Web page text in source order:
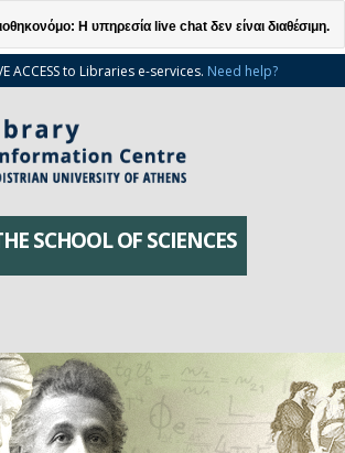
Η υπηρεσία live chat δεν είναι διαθέσιμη.
ACCESS to Libraries e-services. Need help?
SCHOOL OF SCIENCES